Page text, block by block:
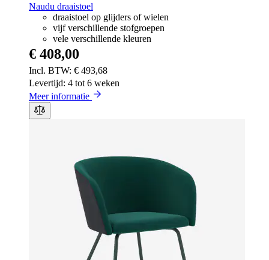
Naudu draaistoel
draaistoel op glijders of wielen
vijf verschillende stofgroepen
vele verschillende kleuren
€ 493,68
€ 408,00
Levertijd: 4 tot 6 weken
Meer informatie